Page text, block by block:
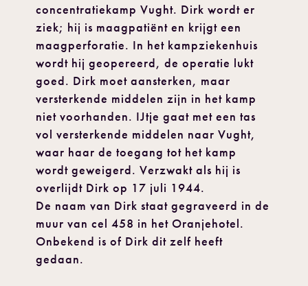
concentratiekamp Vught. Dirk wordt er
ziek; hij is maagpatiënt en krijgt een
maagperforatie. In het kampziekenhuis
wordt hij geopereerd, de operatie lukt
goed. Dirk moet aansterken, maar
versterkende middelen zijn in het kamp
niet voorhanden. IJtje gaat met een tas
vol versterkende middelen naar Vught,
waar haar de toegang tot het kamp
wordt geweigerd. Verzwakt als hij is
overlijdt Dirk op 17 juli 1944.
De naam van Dirk staat gegraveerd in de
muur van cel 458 in het Oranjehotel.
Onbekend is of Dirk dit zelf heeft
gedaan.